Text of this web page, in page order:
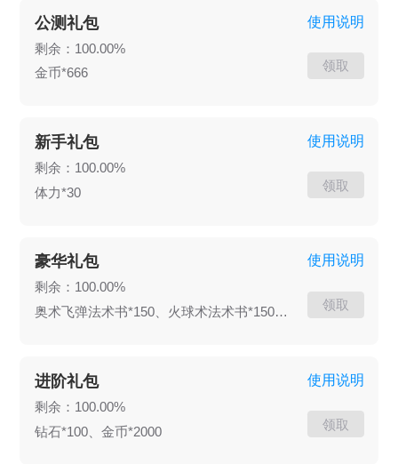
全不同，有丰富的套路可以玩 * 宝石随机掉落，随
时随地有惊喜 * 装备技能自由组合和搭配，永远都
有你想不到的玩法 * 玩法丰富：工坊、图鉴、城墙
公测礼包
剩余：100.00%
金币*666
使用说明
领取
新手礼包
剩余：100.00%
体力*30
使用说明
领取
豪华礼包
剩余：100.00%
奥术飞弹法术书*150、火球术法术书*150、冰锥术法术书*150、雷击术法术书*150、金币*2000
使用说明
领取
进阶礼包
剩余：100.00%
钻石*100、金币*2000
使用说明
领取